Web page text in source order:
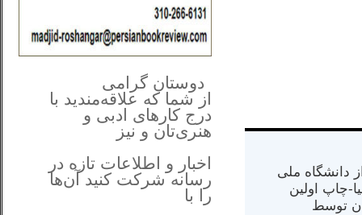
از دانشگاه ملی
در کالیفرنیا-چاپ اولین
در سال ۱۳۸۴ در ایران توسط
دوستان گرامی
از شما که علاقه‌مندید با
درج کارهای‌ ادبی و
هنری‌تان و نیز
اخبار و اطلاعات تازه در
رسانه شرکت کنید آن‌ها
را با